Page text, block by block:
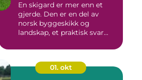
En skigard er mer enn et
gjerde. Den er en del av
norsk byggeskikk og
landskap, et praktisk svar
01. okt